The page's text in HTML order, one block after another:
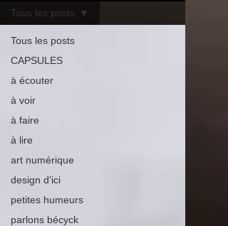
Tous les posts
CAPSULES
à écouter
à voir
à faire
à lire
art numérique
design d'ici
petites humeurs
parlons bécyck
Tous les posts